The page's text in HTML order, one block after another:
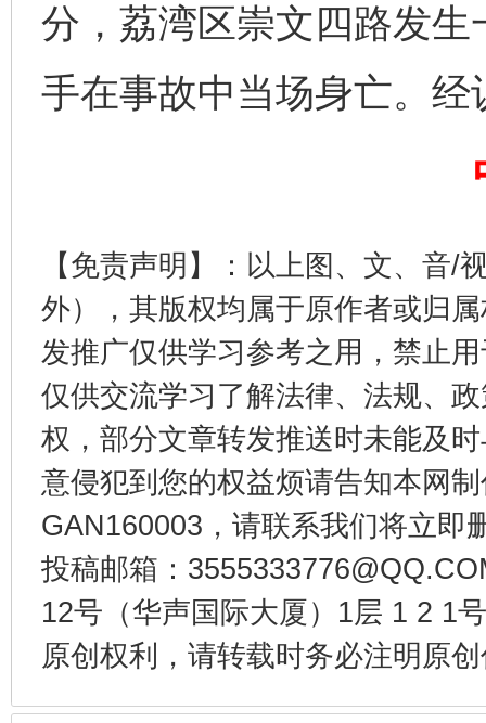
分，荔湾区崇文四路发
手在事故中当场身亡。
【免责声明】：以上图、文、音/
外），其版权均属于原作者或归
发推广仅供学习参考之用，禁止
仅供交流学习了解法律、法规、
权，部分文章转发推送时未能及
意侵犯到您的权益烦请告知本网
GAN160003，请联系我们将立即
投稿邮箱：
12号（华声国际大厦）1层 1 2 1
原创权利，请转载时务必注明原
受贿1.44亿！段成刚被判无期 从幼